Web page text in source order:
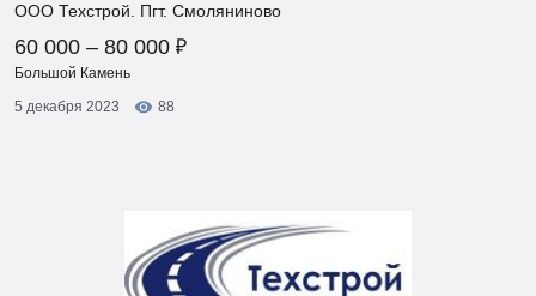
ООО Техстрой. Пгт. Смоляниново
60 000 – 80 000 ₽
Большой Камень
5 декабря 2023
88